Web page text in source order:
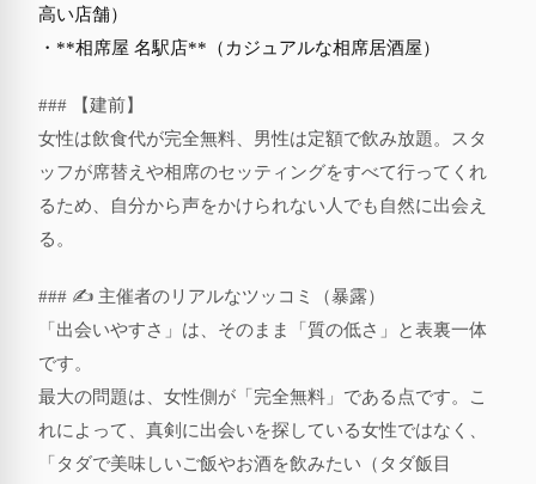
高い店舗）
・**相席屋 名駅店**（カジュアルな相席居酒屋）
### 【建前】
女性は飲食代が完全無料、男性は定額で飲み放題。スタ
ッフが席替えや相席のセッティングをすべて行ってくれ
るため、自分から声をかけられない人でも自然に出会え
る。
### ✍️ 主催者のリアルなツッコミ（暴露）
「出会いやすさ」は、そのまま「質の低さ」と表裏一体
です。
最大の問題は、女性側が「完全無料」である点です。こ
れによって、真剣に出会いを探している女性ではなく、
「タダで美味しいご飯やお酒を飲みたい（タダ飯目